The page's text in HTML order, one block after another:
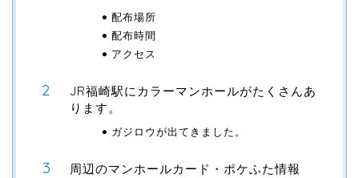
配布場所
配布時間
アクセス
JR福崎駅にカラーマンホールがたくさんあ
ります。
ガジロウが出てきました。
周辺のマンホールカード・ポケふた情報